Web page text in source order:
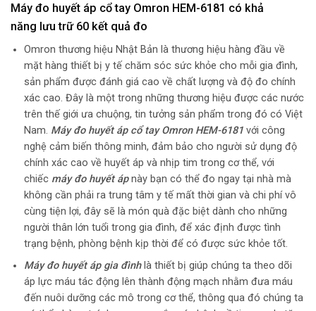
Máy đo huyết áp cổ tay Omron HEM-6181 có khả
năng lưu trữ 60 kết quả đo
Omron thương hiệu Nhật Bản là thương hiệu hàng đầu về
mặt hàng thiết bị y tế chăm sóc sức khỏe cho mỗi gia đình,
sản phẩm được đánh giá cao về chất lượng và độ đo chính
xác cao. Đây là một trong những thương hiệu được các nước
trên thế giới ưa chuộng, tin tưởng sản phẩm trong đó có Việt
Nam. Máy đo huyết áp cổ tay Omron HEM-6181với công
nghệ cảm biến thông minh, đảm bảo cho người sử dụng độ
chính xác cao về huyết áp và nhịp tim trong cơ thể, với
chiếcmáy đo huyết ápnày bạn có thể đo ngay tại nhà mà
không cần phải ra trung tâm y tế mất thời gian và chi phí vô
cùng tiện lợi, đây sẽ là món quà đặc biệt dành cho những
người thân lớn tuổi trong gia đình, để xác định được tình
trạng bệnh, phòng bệnh kịp thời để có được sức khỏe tốt.
Máy đo huyết áp gia đìnhlà thiết bị giúp chúng ta theo dõi
áp lực máu tác động lên thành động mạch nhằm đưa máu
đến nuôi dưỡng các mô trong cơ thể, thông qua đó chúng ta